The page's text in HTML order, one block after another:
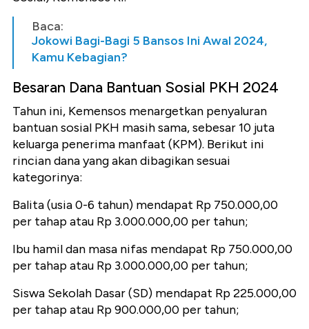
Baca:
Jokowi Bagi-Bagi 5 Bansos Ini Awal 2024,
Kamu Kebagian?
Besaran Dana Bantuan Sosial PKH 2024
Tahun ini, Kemensos menargetkan penyaluran
bantuan sosial PKH masih sama, sebesar 10 juta
keluarga penerima manfaat (KPM). Berikut ini
rincian dana yang akan dibagikan sesuai
kategorinya:
Balita (usia 0-6 tahun) mendapat Rp 750.000,00
per tahap atau Rp 3.000.000,00 per tahun;
Ibu hamil dan masa nifas mendapat Rp 750.000,00
per tahap atau Rp 3.000.000,00 per tahun;
Siswa Sekolah Dasar (SD) mendapat Rp 225.000,00
per tahap atau Rp 900.000,00 per tahun;